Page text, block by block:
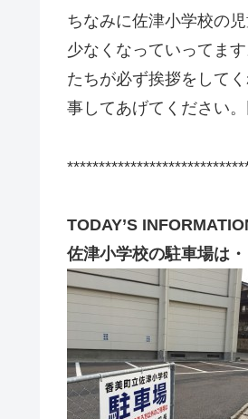
ちなみに佐津小学校の
少なくなっていってま
たちが必ず挨拶をして
事してあげてください
TODAY’S
佐津小学校の駐車場は・